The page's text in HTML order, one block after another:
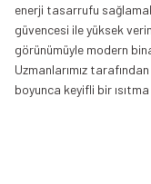
enerji tasarrufu
güvencesi ile yüksek
görünümüyle modern
Uzmanlarımız
boyunca keyifli bir